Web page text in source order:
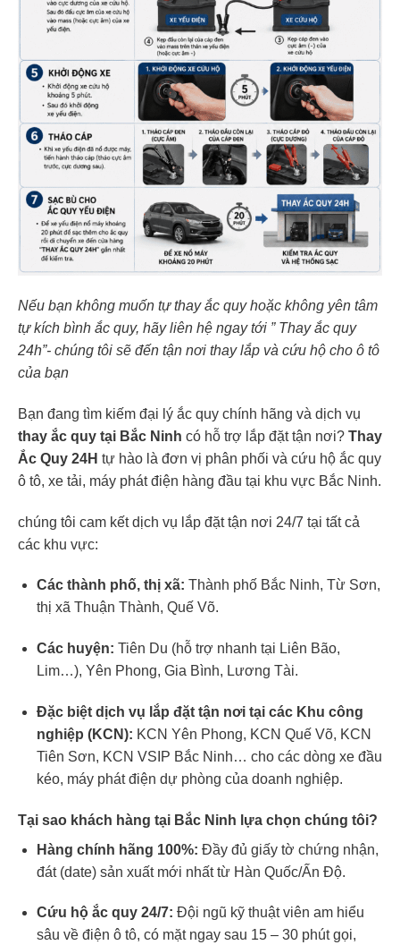
Nếu bạn không muốn tự thay ắc quy hoặc không yên tâm
tự kích bình ắc quy, hãy liên hệ ngay tới ” Thay ắc quy
24h”- chúng tôi sẽ đến tận nơi thay lắp và cứu hộ cho ô tô
của bạn
Bạn đang tìm kiếm đại lý ắc quy chính hãng và dịch vụ
thay ắc quy tại Bắc Ninh có hỗ trợ lắp đặt tận nơi? Thay
Ắc Quy 24H tự hào là đơn vị phân phối và cứu hộ ắc quy
ô tô, xe tải, máy phát điện hàng đầu tại khu vực Bắc Ninh.
chúng tôi cam kết dịch vụ lắp đặt tận nơi 24/7 tại tất cả
các khu vực:
Các thành phố, thị xã: Thành phố Bắc Ninh, Từ Sơn,
thị xã Thuận Thành, Quế Võ.
Các huyện: Tiên Du (hỗ trợ nhanh tại Liên Bão,
Lim…), Yên Phong, Gia Bình, Lương Tài.
Đặc biệt dịch vụ lắp đặt tận nơi tại các Khu công
nghiệp (KCN): KCN Yên Phong, KCN Quế Võ, KCN
Tiên Sơn, KCN VSIP Bắc Ninh… cho các dòng xe đầu
kéo, máy phát điện dự phòng của doanh nghiệp.
Tại sao khách hàng tại Bắc Ninh lựa chọn chúng tôi?
Hàng chính hãng 100%: Đầy đủ giấy tờ chứng nhận,
đát (date) sản xuất mới nhất từ Hàn Quốc/Ấn Độ.
Cứu hộ ắc quy 24/7: Đội ngũ kỹ thuật viên am hiểu
sâu về điện ô tô, có mặt ngay sau 15 – 30 phút gọi,